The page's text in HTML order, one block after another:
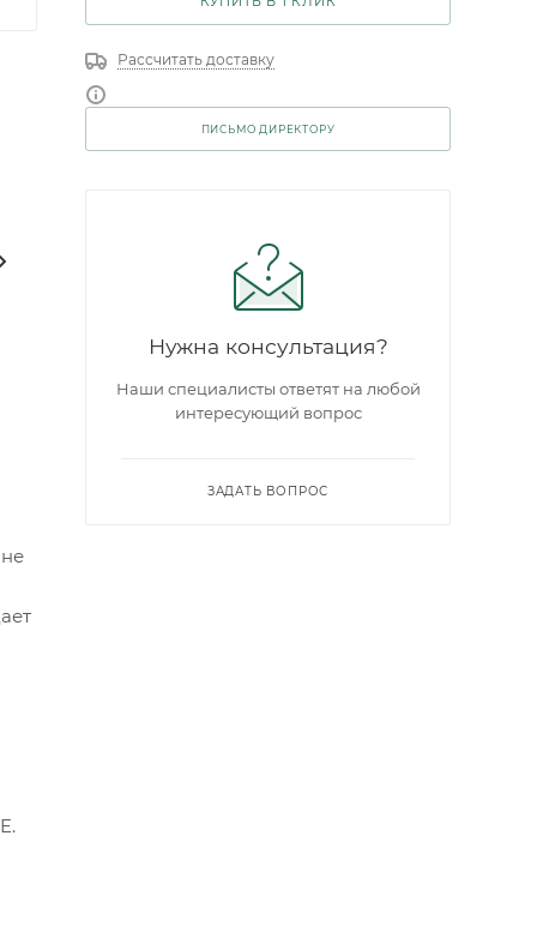
Рассчитать доставку
ПИСЬМО ДИРЕКТОРУ
Нужна консультация?
Наши специалисты ответят на любой
интересующий вопрос
ЗАДАТЬ ВОПРОС